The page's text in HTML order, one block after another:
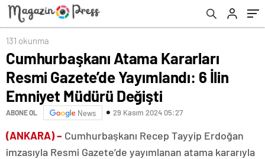
Değişti
131 okunma
Cumhurbaşkanı Atama Kararları
Resmi Gazete’de Yayımlandı: 6 İlin
Emniyet Müdürü Değişti
ABONE OL News 29 Kasım 2024 05:27
(ANKARA) – Cumhurbaşkanı Recep Tayyip Erdoğan
imzasıyla Resmi Gazete’de yayımlanan atama kararıyla